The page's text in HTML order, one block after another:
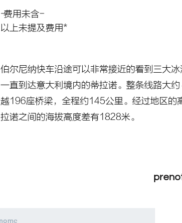
-费用未含-
以上未提及费用*
伯尔尼纳快车沿途可以非常接近的看到三大
一直到达意大利境内的蒂拉诺。整条线路大
越196座桥梁，全程约145公里。经过地区的
拉诺之间的海拔高度差有1828米。